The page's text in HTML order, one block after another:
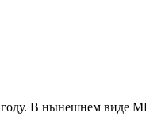
В нынешнем виде